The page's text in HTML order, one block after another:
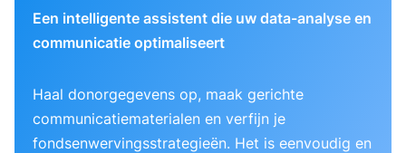
Een intelligente assistent die uw data-analyse en
communicatie optimaliseert
Haal donorgegevens op, maak gerichte
communicatiematerialen en verfijn je
fondsenwervingsstrategieën. Het is eenvoudig en